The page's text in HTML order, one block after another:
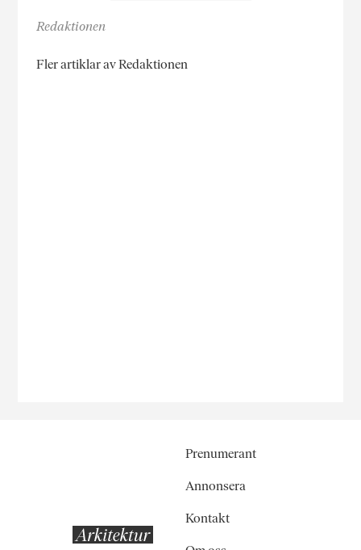
Redaktionen
Fler artiklar av Redaktionen
Prenumerant
Annonsera
Kontakt